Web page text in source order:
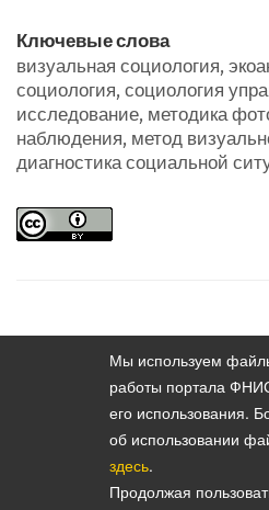
Ключевые слова
визуальная социология,
социология, социология
исследование, методика
наблюдения, метод
диагностика социальной
Содержание выпуска
2013. Vol. 4. No. 2
Политика
Мы используем
работы портала
его использования.
об использовании
здесь.
Продолжая